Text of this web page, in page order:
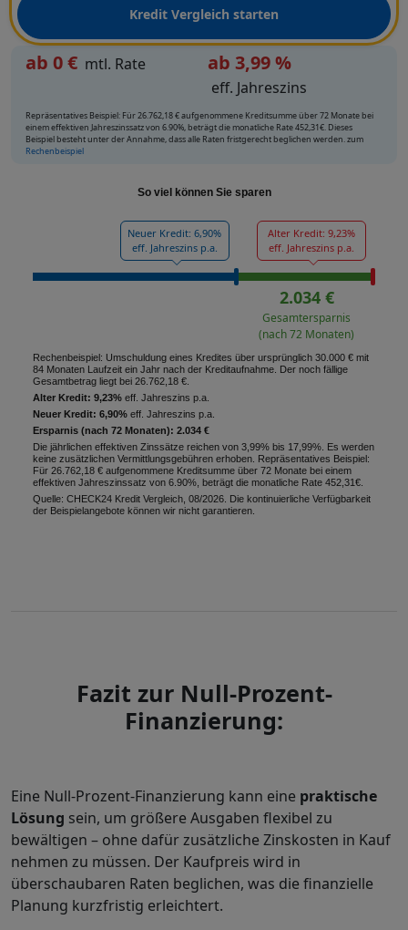
Kredit Vergleich starten
ab 0€ mtl. Rate ab 3,99 %
eff. Jahreszins
Repräsentatives Beispiel: Für 26.762,18 € aufgenommene Kreditsumme über 72 Monate bei
einem effektiven Jahreszinssatz von 6.90%, beträgt die monatliche Rate 452,31€. Dieses
Beispiel besteht unter der Annahme, dass alle Raten fristgerecht beglichen werden. zum
Rechenbeispiel
So viel können Sie sparen
Neuer Kredit: 6,90%
eff. Jahreszins p.a.
Alter Kredit: 9,23%
eff. Jahreszins p.a.
2.034 €
Gesamtersparnis
(nach 72 Monaten)
Rechenbeispiel: Umschuldung eines Kredites über ursprünglich 30.000 € mit
84 Monaten Laufzeit ein Jahr nach der Kreditaufnahme. Der noch fällige
Gesamtbetrag liegt bei 26.762,18 €.
Alter Kredit: 9,23% eff. Jahreszins p.a.
Neuer Kredit: 6,90% eff. Jahreszins p.a.
Ersparnis (nach 72 Monaten): 2.034 €
Die jährlichen effektiven Zinssätze reichen von 3,99% bis 17,99%. Es werden
keine zusätzlichen Vermittlungsgebühren erhoben. Repräsentatives Beispiel:
Für 26.762,18 € aufgenommene Kreditsumme über 72 Monate bei einem
effektiven Jahreszinssatz von 6.90%, beträgt die monatliche Rate 452,31€.
Quelle: CHECK24 Kredit Vergleich, 08/2026. Die kontinuierliche Verfügbarkeit
der Beispielangebote können wir nicht garantieren.
Fazit zur Null-Prozent-
Finanzierung:
Eine Null-Prozent-Finanzierung kann eine praktische
Lösung sein, um größere Ausgaben flexibel zu
bewältigen – ohne dafür zusätzliche Zinskosten in Kauf
nehmen zu müssen. Der Kaufpreis wird in
überschaubaren Raten beglichen, was die finanzielle
Planung kurzfristig erleichtert.